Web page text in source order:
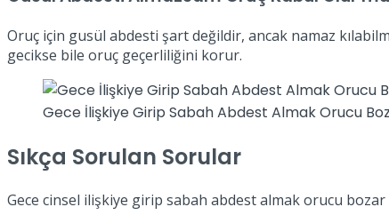
Oruç için gusül abdesti şart değildir, ancak namaz
gecikse bile oruç geçerliliğini korur.
Gece İlişkiye Girip Sabah Abdest Almak Orucu
Sıkça Sorulan Sorular
Gece cinsel ilişkiye girip sabah abdest almak orucu